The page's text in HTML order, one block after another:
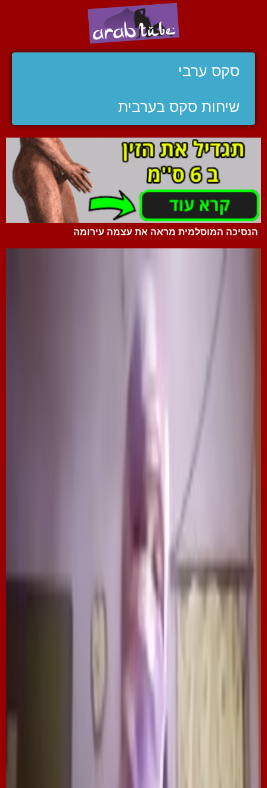
סקס ערבי
שיחות סקס בערבית
הנסיכה המוסלמית מראה את עצמה עירומה